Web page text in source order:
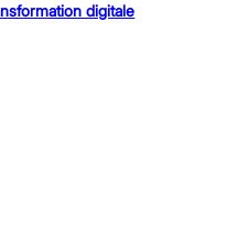
digitale